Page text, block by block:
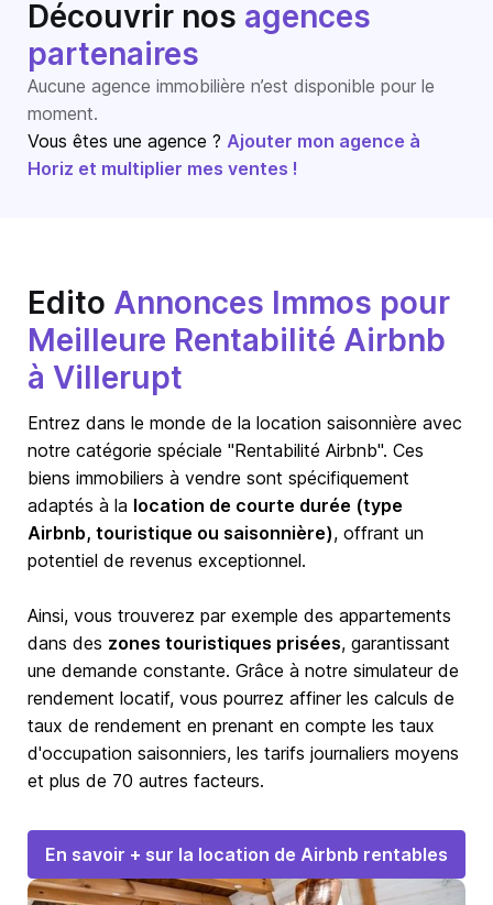
Découvrir nos agences
partenaires
Aucune agence immobilière n’est disponible pour le
moment.
Vous êtes une agence ? Ajouter mon agence à
Horiz et multiplier mes ventes !
Edito Annonces Immos pour
Meilleure Rentabilité Airbnb
à Villerupt
Entrez dans le monde de la location saisonnière avec
notre catégorie spéciale "Rentabilité Airbnb". Ces
biens immobiliers à vendre sont spécifiquement
adaptés à la location de courte durée (type
Airbnb, touristique ou saisonnière), offrant un
potentiel de revenus exceptionnel.
Ainsi, vous trouverez par exemple des appartements
dans des zones touristiques prisées, garantissant
une demande constante. Grâce à notre simulateur de
rendement locatif, vous pourrez affiner les calculs de
taux de rendement en prenant en compte les taux
d'occupation saisonniers, les tarifs journaliers moyens
et plus de 70 autres facteurs.
En savoir + sur la location de Airbnb rentables